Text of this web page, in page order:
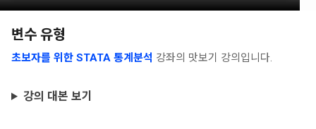
변수 유형
초보자를 위한 STATA 통계분석 강좌의 맛보기 강의입니다.
강의 대본 보기